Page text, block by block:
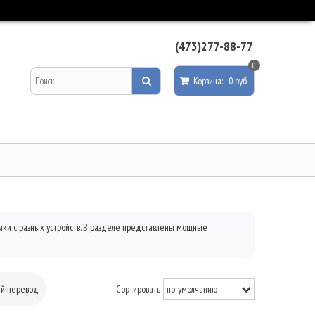
(473)277-88-77
Корзина:
0
0 руб
с разных устройств. В разделе представлены мощные
перевод Сортировать